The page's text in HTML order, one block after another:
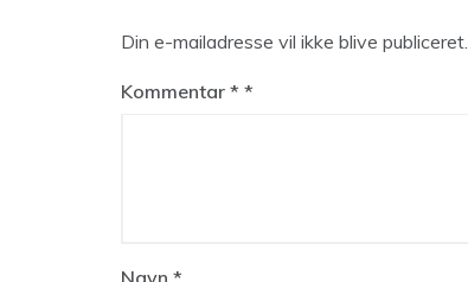
Din e-mailadresse vil ikke blive publiceret.
Kommentar *
Navn *